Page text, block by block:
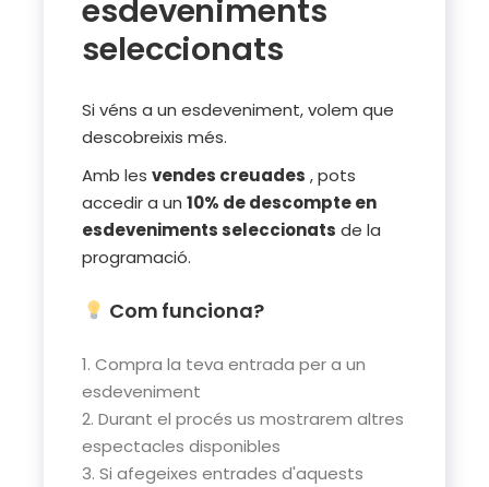
esdeveniments
seleccionats
Si véns a un esdeveniment, volem que
descobreixis més.
Amb lesvendes creuades , pots
accedir a un10% de descompte en
esdeveniments seleccionats de la
programació.
Com funciona?
Compra la teva entrada per a un
esdeveniment
Durant el procés us mostrarem altres
espectacles disponibles
Si afegeixes entrades d'aquests